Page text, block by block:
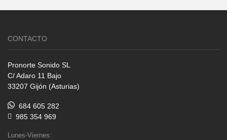
CONTACTO
Pronorte Sonido SL
C/ Adaro 11 Bajo
33207 Gijón (Asturias)
684 605 282
985 354 969
Lunes-Viernes: